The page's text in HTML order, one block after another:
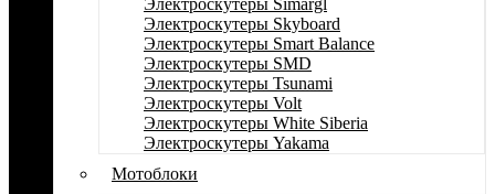
Электроскутеры Simargl
Электроскутеры Skyboard
Электроскутеры Smart Balance
Электроскутеры SMD
Электроскутеры Tsunami
Электроскутеры Volt
Электроскутеры White Siberia
Электроскутеры Yakama
Мотоблоки